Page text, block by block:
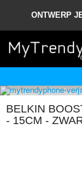
ONTWERP
BELKIN
- 15CM -